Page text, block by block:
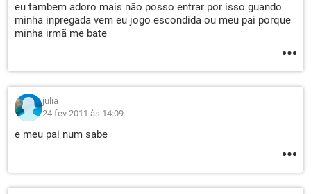
eu tambem adoro mais não posso entrar por isso guando
minha inpregada vem eu jogo escondida ou meu pai porque
minha irmã me bate
julia
24 fev 2011 às 14:09
e meu pai num sabe